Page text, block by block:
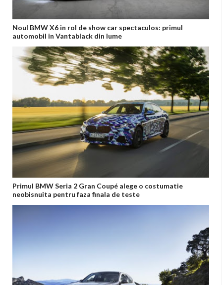
Noul BMW X6 in rol de show car spectaculos: primul
automobil in Vantablack din lume
Primul BMW Seria 2 Gran Coupé alege o costumatie
neobisnuita pentru faza finala de teste